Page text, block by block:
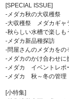
[SPECIAL ISSUE]
-メダカ秋の大収穫祭
-大収穫祭 メダカギャ
-秋らしい水槽で楽しも
-メダカ新品種探訪
-問屋さんのメダカをの
-メダカのかけ合わせに
-メダカ イベントレポ
-メダカ 秋～冬の管理
[小特集]